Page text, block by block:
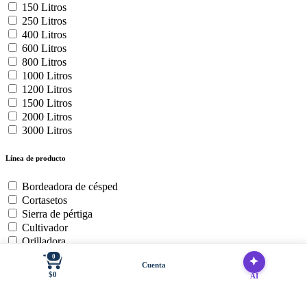
150 Litros
250 Litros
400 Litros
600 Litros
800 Litros
1000 Litros
1200 Litros
1500 Litros
2000 Litros
3000 Litros
Línea de producto
Bordeadora de césped
Cortasetos
Sierra de pértiga
Cultivador
Orilladora
Soplador de hojas
Baterías y cargadores
0
$0
Cuenta
AI